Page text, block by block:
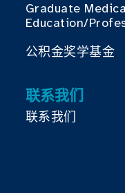
Graduate
Education/
公积金奖学基金
联系我们
联系我们